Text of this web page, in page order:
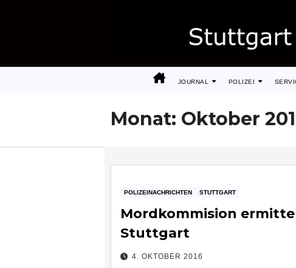
JOURNAL POLIZEI
Monat: Oktober
POLIZEINACHRICHTEN STUTTGART
Mordkommision
Stuttgart
4. OKTOBER 2016